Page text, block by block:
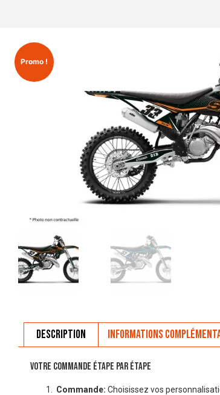
Promo !
Description Informations
VOTRE COMMANDE ÉTAPE PAR ÉTAPE
Commande: Choisissez vos